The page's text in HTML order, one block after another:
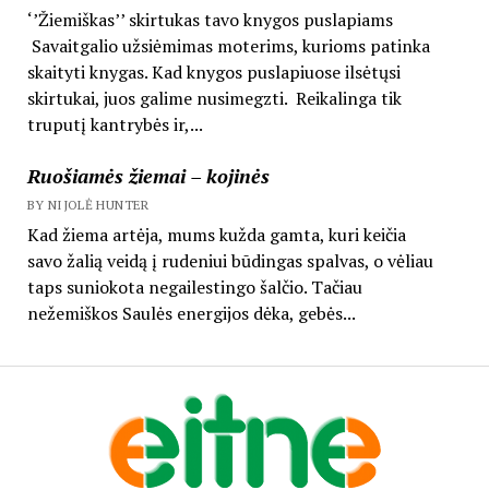
‘’Žiemiškas’’ skirtukas tavo knygos puslapiams
Savaitgalio užsiėmimas moterims, kurioms patinka
skaityti knygas. Kad knygos puslapiuose ilsėtųsi
skirtukai, juos galime nusimegzti. Reikalinga tik
truputį kantrybės ir,...
Ruošiamės žiemai – kojinės
BY NIJOLĖ HUNTER
Kad žiema artėja, mums kužda gamta, kuri keičia
savo žalią veidą į rudeniui būdingas spalvas, o vėliau
taps suniokota negailestingo šalčio. Tačiau
nežemiškos Saulės energijos dėka, gebės...